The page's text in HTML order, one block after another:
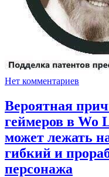
Нет комментариев
Вероятная
геймеров в Wo
может лежать
гибкий и
персонажа